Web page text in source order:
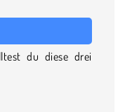
du diese drei